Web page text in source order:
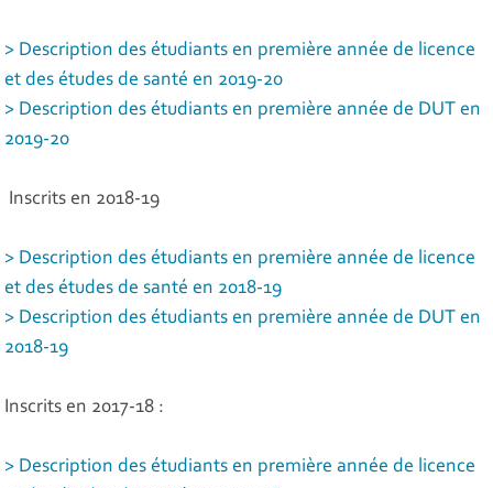
> Description des étudiants en première année de licence
et des études de santé en 2019-20
> Description des étudiants en première année de DUT en
2019-20
Inscrits en 2018-19
> Description des étudiants en première année de licence
et des études de santé en 2018-19
> Description des étudiants en première année de DUT en
2018-19
Inscrits en 2017-18 :
> Description des étudiants en première année de licence